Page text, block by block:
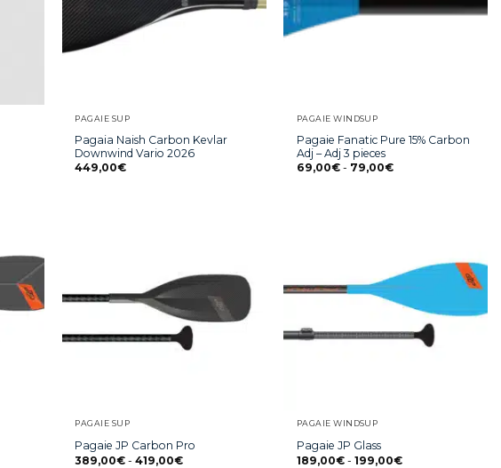
PAGAIE SUP
Pagaia Naish Carbon Kevlar
Downwind Vario 2026
449,00€
PAGAIE WINDSUP
Pagaie Fanatic Pure 15% Carbon
Adj – Adj 3 pieces
69,00€ - 79,00€
PAGAIE SUP
Pagaie JP Carbon Pro
389,00€ - 419,00€
PAGAIE WINDSUP
Pagaie JP Glass
189,00€ - 199,00€